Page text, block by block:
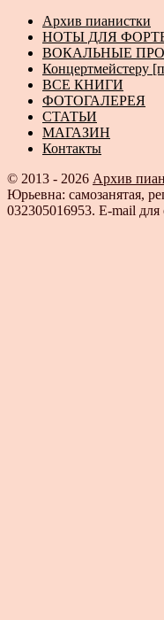
Архив пианистки
НОТЫ ДЛЯ
ВОКАЛЬНЫЕ
Концертмейстеру
ВСЕ КНИГИ
ФОТОГАЛЕРЕЯ
СТАТЬИ
МАГАЗИН
Контакты
© 2013 - 2026 Архив
Юрьевна: самозанятая,
032305016953. E-mail для